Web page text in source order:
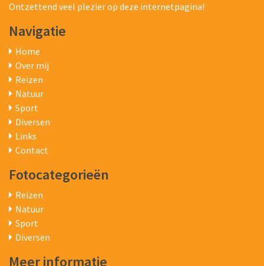
Ontzettend veel plezier op deze internetpagina!
Navigatie
Home
Over mij
Reizen
Natuur
Sport
Diversen
Links
Contact
Fotocategorieën
Reizen
Natuur
Sport
Diversen
Meer informatie